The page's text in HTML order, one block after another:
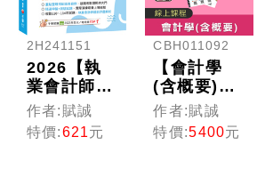
2H241151
2026【執
業會計師年
年再版】會
計學概要
(含國際會
作者:賦誠
特價:621元
CBH011092
【會計學
(含概要)】
記帳士_0元
體驗課程
作者:賦誠
特價:5400元